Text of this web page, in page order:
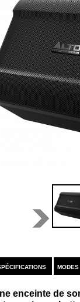
enceinte de